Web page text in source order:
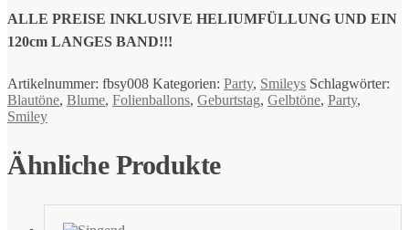
ALLE PREISE INKLUSIVE HELIUMFÜLLUNG UND EIN
120cm LANGES BAND!!!
Artikelnummer: fbsy008 Kategorien: Party, Smileys Schlagwörter:
Blautöne, Blume, Folienballons, Geburtstag, Gelbtöne, Party,
Smiley
Ähnliche Produkte